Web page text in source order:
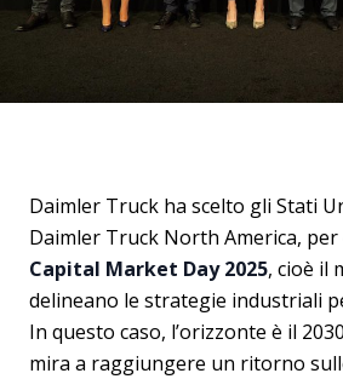
Daimler Truck ha scelto gli Stati
Daimler Truck North America, per
Capital Market Day 2025, cioè il
delineano le strategie industriali
In questo caso, l’orizzonte è il
mira a raggiungere un ritorno